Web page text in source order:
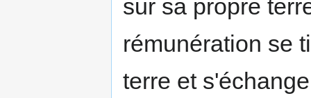
sur sa propre
rémunération se
terre et